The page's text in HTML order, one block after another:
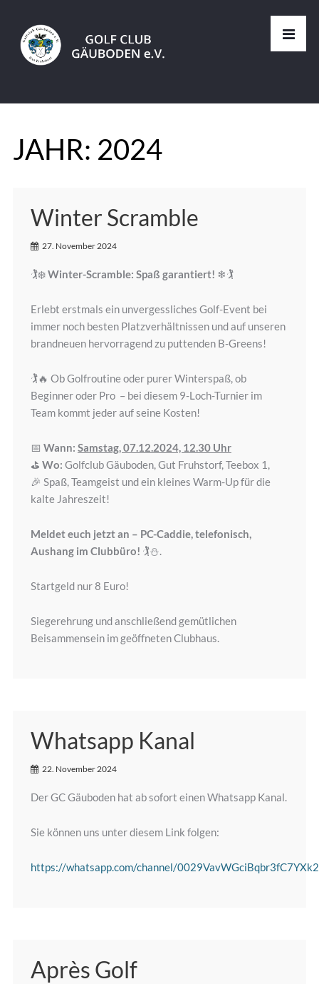
JAHR: 2024
Winter Scramble
27. November 2024
🏌‍❄Winter-Scramble: Spaß garantiert! ❄🏌
Erlebt erstmals ein unvergessliches Golf-Event bei
immer noch besten Platzverhältnissen und auf unseren
brandneuen hervorragend zu puttenden B-Greens!
🏌🔥 Ob Golfroutine oder purer Winterspaß, ob
Beginner oder Pro – bei diesem 9-Loch-Turnier im
Team kommt jeder auf seine Kosten!
📅 Wann: Samstag, 07.12.2024, 12.30 Uhr
⛳ Wo: Golfclub Gäuboden, Gut Fruhstorf, Teebox 1,
🎉 Spaß, Teamgeist und ein kleines Warm-Up für die
kalte Jahreszeit!
Meldet euch jetzt an – PC-Caddie, telefonisch,
Aushang im Clubbüro! 🏌⛄.
Startgeld nur 8 Euro!
Siegerehrung und anschließend gemütlichen
Beisammensein im geöffneten Clubhaus.
Whatsapp Kanal
22. November 2024
Der GC Gäuboden hat ab sofort einen Whatsapp Kanal.
Sie können uns unter diesem Link folgen:
https://whatsapp.com/channel/
Après Golf